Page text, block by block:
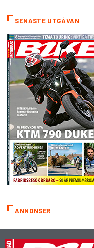
SENASTE UTGÅVAN
ANNONSER